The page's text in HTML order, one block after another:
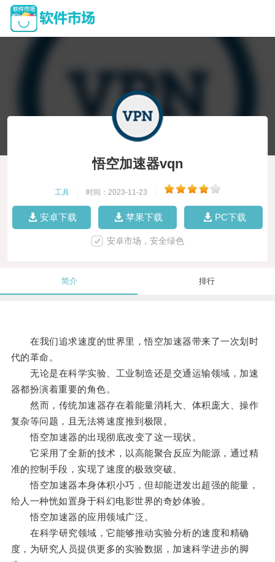
悟空加速器vqn
工具 时间：2023-11-23
安卓下载 苹果下载 PC下载
安卓市场，安全绿色
简介 排行
在我们追求速度的世界里，悟空加速器带来了一次划时
代的革命。
无论是在科学实验、工业制造还是交通运输领域，加速
器都扮演着重要的角色。
然而，传统加速器存在着能量消耗大、体积庞大、操作
复杂等问题，且无法将速度推到极限。
悟空加速器的出现彻底改变了这一现状。
它采用了全新的技术，以高能聚合反应为能源，通过精
准的控制手段，实现了速度的极致突破。
悟空加速器本身体积小巧，但却能迸发出超强的能量，
给人一种恍如置身于科幻电影世界的奇妙体验。
悟空加速器的应用领域广泛。
在科学研究领域，它能够推动实验分析的速度和精确
度，为研究人员提供更多的实验数据，加速科学进步的脚